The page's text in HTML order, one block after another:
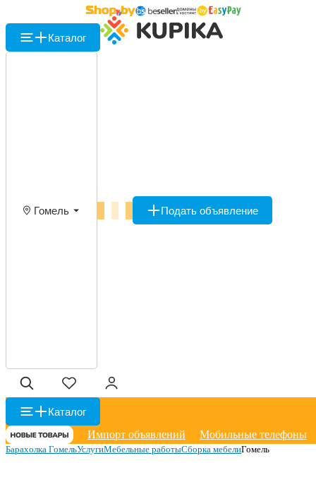
Каталог
Гомель Подать объявление
Каталог
Импорт объявлений
Мобильные телефоны
Барахолка ГомельУслугиМебельные работыСборка мебелиГомель